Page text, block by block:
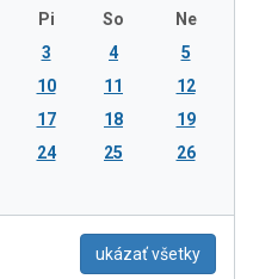
Pi So
Ne
3 4
5
10 11
12
17 18
19
24 25
26
ukázať všetky